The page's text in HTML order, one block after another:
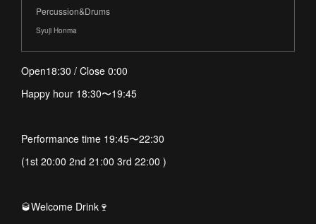
Percussion&Drums
Syuji Honma
Open18:30 / Close 0:00
Happy hour 18:30〜19:45
Performance time 19:45〜22:30
(1st 20:00 2nd 21:00 3rd 22:00 )
🥃Welcome Drink🍷